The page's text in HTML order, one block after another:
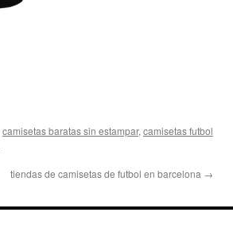
camisetas baratas sin estampar, camisetas futbol
tiendas de camisetas de futbol en barcelona →